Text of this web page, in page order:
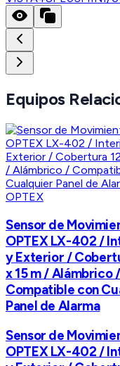
Equipos
OPTEX
Sensor de
OPTEX LX-402 /
y Exterior /
x 15 m / Alámbrico /
Compatible con
Panel de Alarma
Sensor de
OPTEX LX-402 /